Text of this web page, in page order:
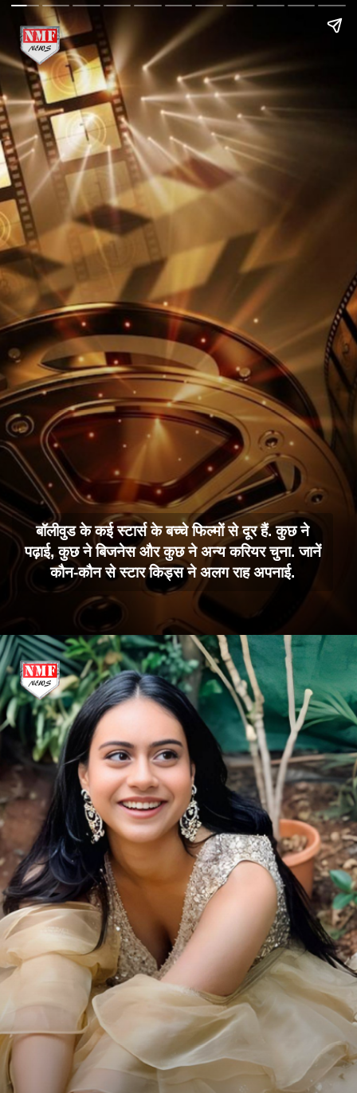
बॉलीवुड के कई स्टार्स के बच्चे फिल्मों से दूर हैं. कुछ ने
पढ़ाई, कुछ ने बिजनेस और कुछ ने अन्य करियर चुना. जानें
कौन-कौन से स्टार किड्स ने अलग राह अपनाई.